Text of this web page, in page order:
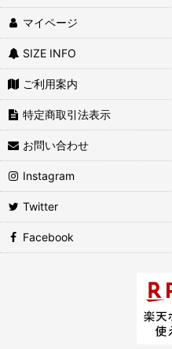
マイページ
SIZE INFO
ご利用案内
特定商取引法表示
お問い合わせ
Instagram
Twitter
Facebook